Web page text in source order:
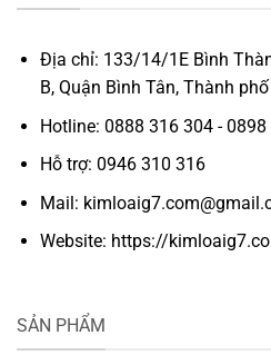
Địa chỉ: 133/14/1E Bình
B, Quận Bình Tân, Thành
Hotline: 0888 316 304 -
Hỗ trợ: 0946 310 316
Mail:
Website: https://
SẢN PHẨM